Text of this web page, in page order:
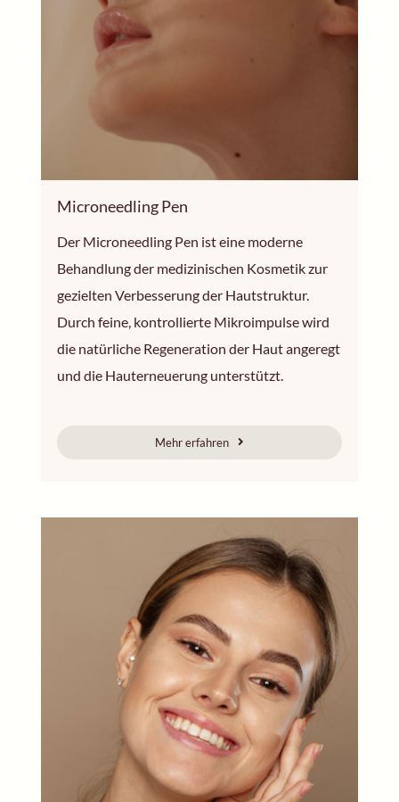
Microneedling Pen
Der Microneedling Pen ist eine moderne
Behandlung der medizinischen Kosmetik zur
gezielten Verbesserung der Hautstruktur.
Durch feine, kontrollierte Mikroimpulse wird
die natürliche Regeneration der Haut angeregt
und die Hauterneuerung unterstützt.
Mehr erfahren